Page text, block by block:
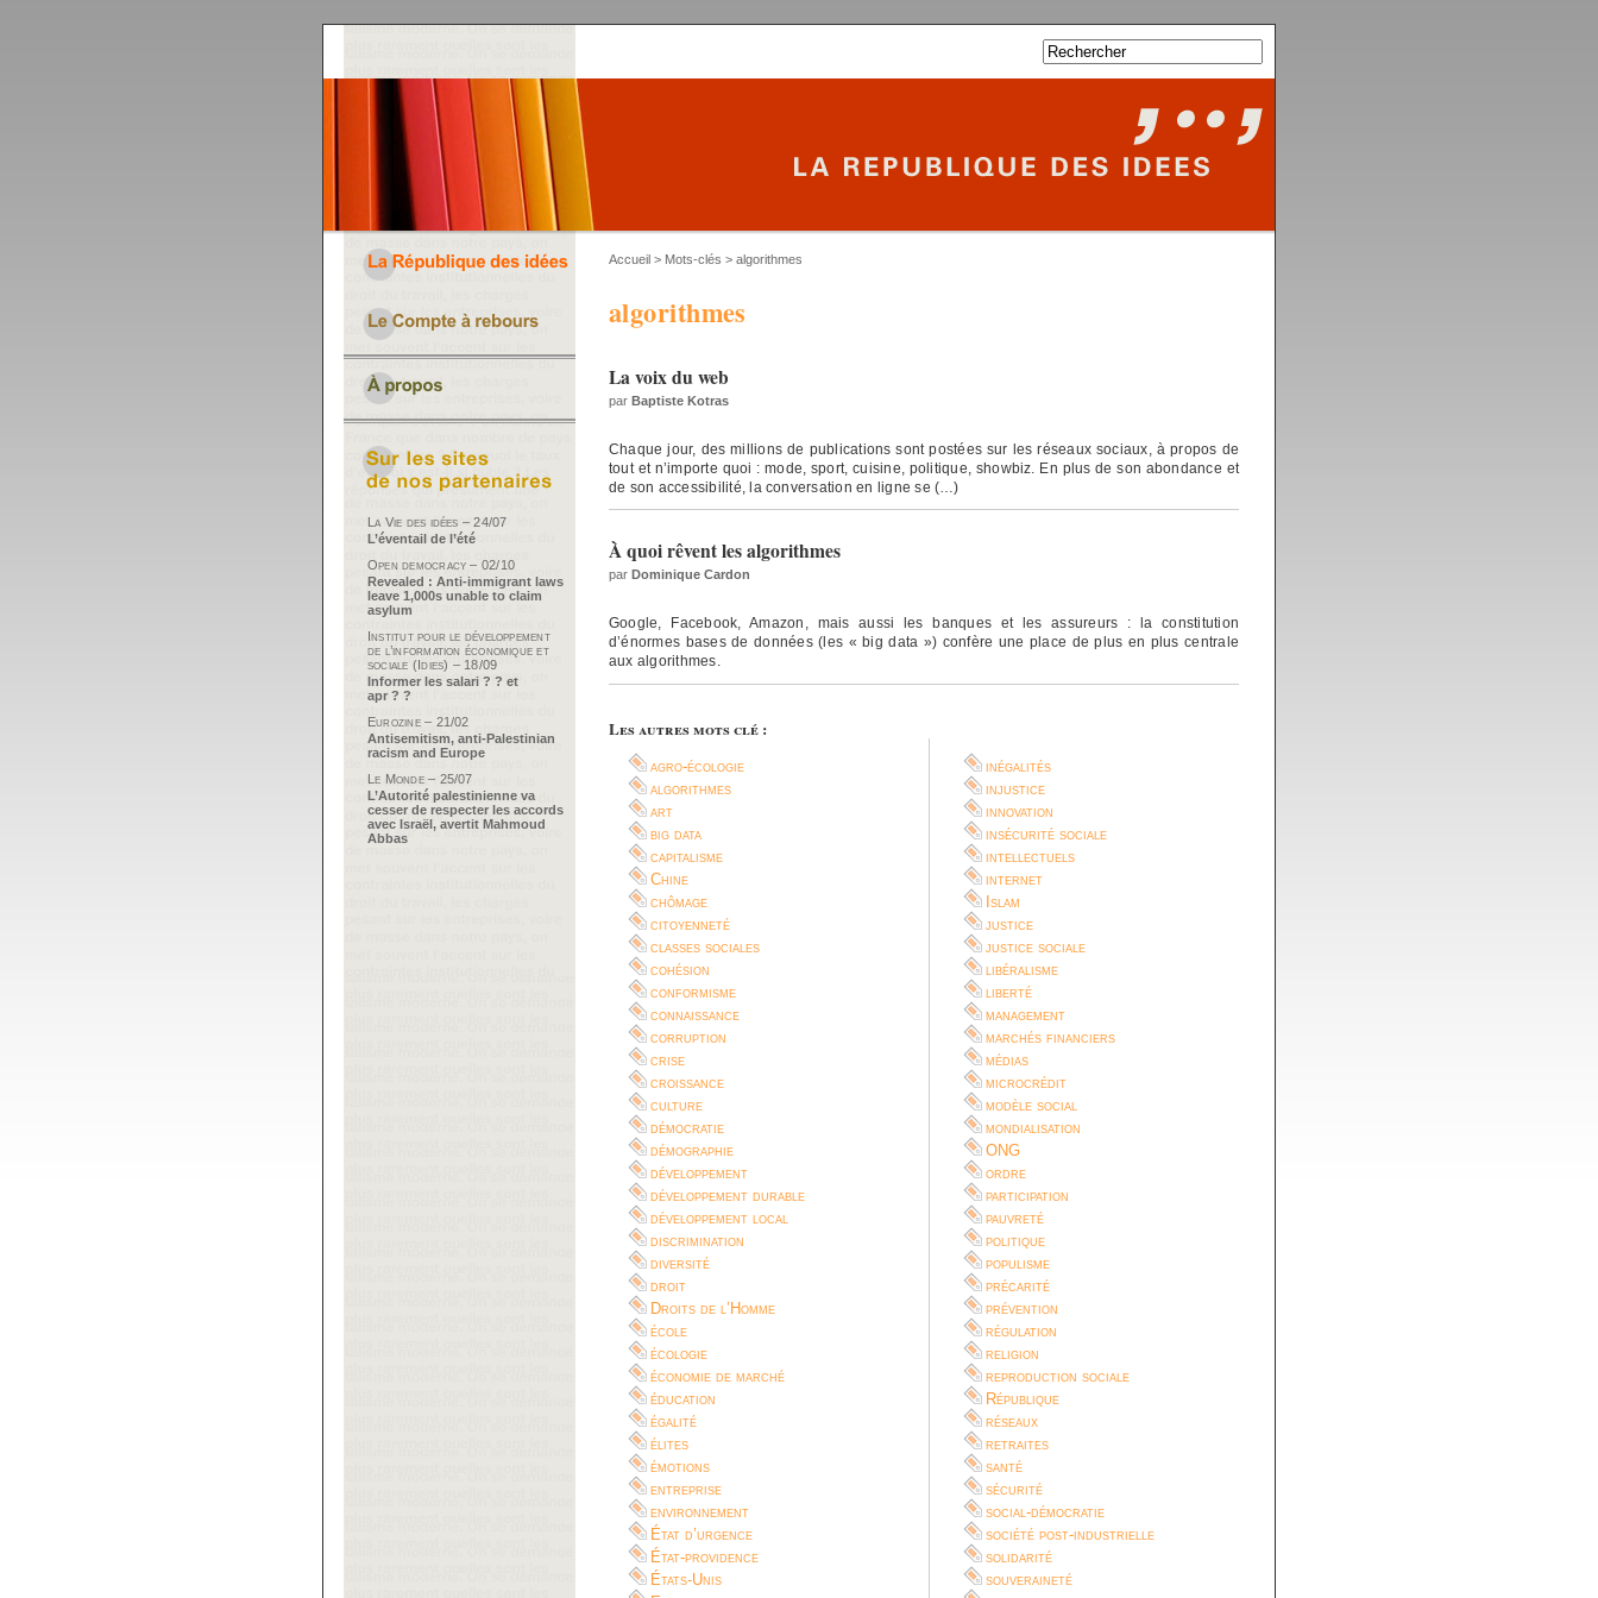
Accueil > Mots-clés > algorithmes
algorithmes
La voix du web
par Baptiste Kotras
Chaque jour, des millions de publications sont postées sur les réseaux sociaux, à propos de
tout et n’importe quoi : mode, sport, cuisine, politique, showbiz. En plus de son abondance et
de son accessibilité, la conversation en ligne se (…)
À quoi rêvent les algorithmes
par Dominique Cardon
Google, Facebook, Amazon, mais aussi les banques et les assureurs : la constitution
d’énormes bases de données (les « big data ») confère une place de plus en plus centrale
aux algorithmes.
Les autres mots clé :
agro-écologie
algorithmes
art
big data
capitalisme
Chine
chômage
citoyenneté
classes sociales
cohésion
conformisme
connaissance
corruption
crise
croissance
culture
démocratie
démographie
développement
développement durable
développement local
discrimination
diversité
droit
Droits de l’Homme
école
écologie
économie de marché
éducation
égalité
élites
émotions
entreprise
environnement
État d’urgence
État-providence
États-Unis
inégalités
injustice
innovation
insécurité sociale
intellectuels
internet
Islam
justice
justice sociale
libéralisme
liberté
management
marchés financiers
médias
microcrédit
modèle social
mondialisation
ONG
ordre
participation
pauvreté
politique
populisme
précarité
prévention
régulation
religion
reproduction sociale
République
réseaux
retraites
santé
sécurité
social-démocratie
société post-industrielle
solidarité
souveraineté
La Vie des idées – 24/07
L’éventail de l’été
Open democracy – 02/10
Revealed : Anti-immigrant laws
leave 1,000s unable to claim
asylum
Institut pour le développement
de l’information économique et
sociale (Idies) – 18/09
Informer les salari ? ? et
apr ? ?
Eurozine – 21/02
Antisemitism, anti-Palestinian
racism and Europe
Le Monde – 25/07
L’Autorité palestinienne va
cesser de respecter les accords
avec Israël, avertit Mahmoud
Abbas